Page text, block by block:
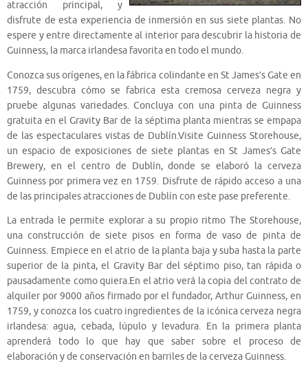
atracción principal, y
disfrute de esta experiencia de inmersión en sus siete plantas. No
espere y entre directamente al interior para descubrir la historia de
Guinness, la marca irlandesa favorita en todo el mundo.
Conozca sus orígenes, en la fábrica colindante en St James’s Gate en
1759, descubra cómo se fabrica esta cremosa cerveza negra y
pruebe algunas variedades. Concluya con una pinta de Guinness
gratuita en el Gravity Bar de la séptima planta mientras se empapa
de las espectaculares vistas de Dublín.Visite Guinness Storehouse,
un espacio de exposiciones de siete plantas en St James’s Gate
Brewery, en el centro de Dublín, donde se elaboró la cerveza
Guinness por primera vez en 1759. Disfrute de rápido acceso a una
de las principales atracciones de Dublín con este pase preferente.
La entrada le permite explorar a su propio ritmo The Storehouse,
una construcción de siete pisos en forma de vaso de pinta de
Guinness. Empiece en el atrio de la planta baja y suba hasta la parte
superior de la pinta, el Gravity Bar del séptimo piso, tan rápida o
pausadamente como quiera.En el atrio verá la copia del contrato de
alquiler por 9000 años firmado por el fundador, Arthur Guinness, en
1759, y conozca los cuatro ingredientes de la icónica cerveza negra
irlandesa: agua, cebada, lúpulo y levadura. En la primera planta
aprenderá todo lo que hay que saber sobre el proceso de
elaboración y de conservación en barriles de la cerveza Guinness.